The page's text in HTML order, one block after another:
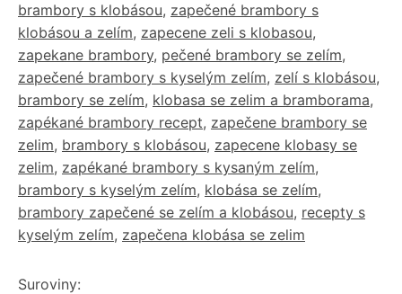
brambory s klobásou, zapečené brambory s
klobásou a zelím, zapecene zeli s klobasou,
zapekane brambory, pečené brambory se zelím,
zapečené brambory s kyselým zelím, zelí s klobásou,
brambory se zelím, klobasa se zelim a bramborama,
zapékané brambory recept, zapečene brambory se
zelim, brambory s klobásou, zapecene klobasy se
zelim, zapékané brambory s kysaným zelím,
brambory s kyselým zelím, klobása se zelím,
brambory zapečené se zelím a klobásou, recepty s
kyselým zelím, zapečena klobása se zelim
Suroviny: